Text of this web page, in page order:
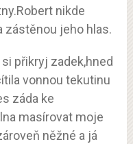
nikde
zástěnou jeho hlas.
přikryj zadek,hned
vonnou tekutinu
záda ke
masírovat moje
něžné a já